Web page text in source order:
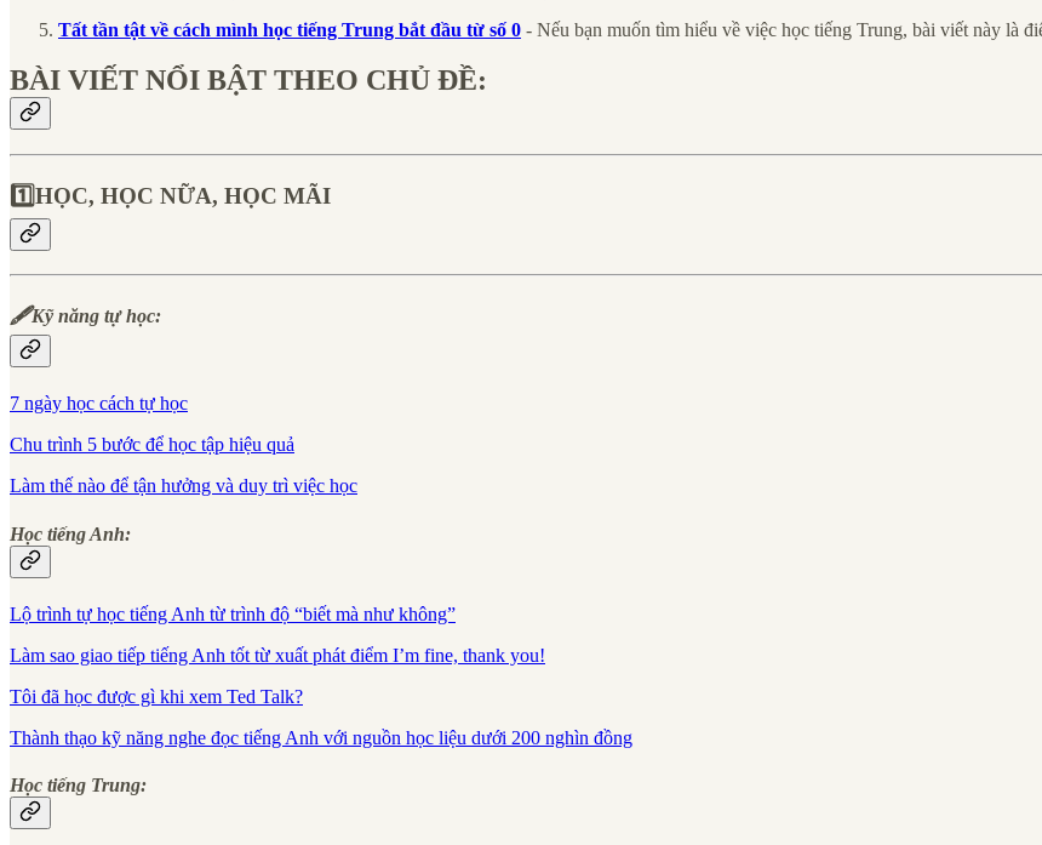
Tất tần tật về cách mình học tiếng Trung bắt đầu từ số 0 - Nếu bạn muốn tìm hiểu về việc học tiếng Trung, bài viết này là
BÀI VIẾT NỔI BẬT THEO CHỦ ĐỀ:
1️⃣HỌC, HỌC NỮA, HỌC MÃI
🖋Kỹ năng tự học:
7 ngày học cách tự học
Chu trình 5 bước để học tập hiệu quả
Làm thế nào để tận hưởng và duy trì việc học
Học tiếng Anh:
Lộ trình tự học tiếng Anh từ trình độ “biết mà như không”
Làm sao giao tiếp tiếng Anh tốt từ xuất phát điểm I’m fine, thank you!
Tôi đã học được gì khi xem Ted Talk?
Thành thạo kỹ năng nghe đọc tiếng Anh với nguồn học liệu dưới 200 nghìn đồng
Học tiếng Trung: